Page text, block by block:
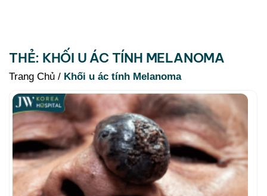
THẺ: KHỐI U ÁC TÍNH MELANOMA
Trang Chủ / Khối u ác tính Melanoma